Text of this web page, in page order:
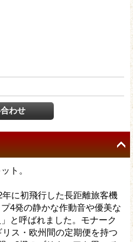
ト。
に初飛行した長距離旅客機
4発の静かな作動音や優美な
と呼ばれました。モナーク
ス・欧州間の定期便を持つ